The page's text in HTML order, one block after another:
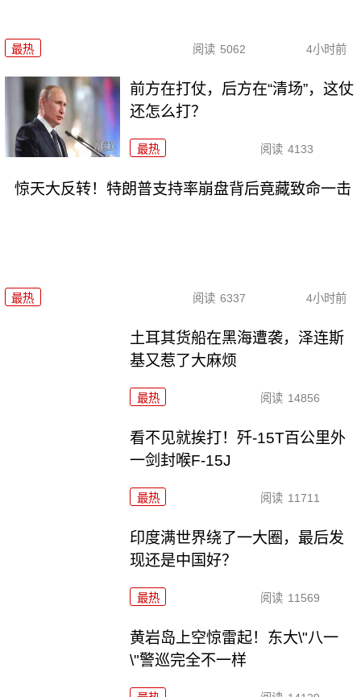
最热 阅读 5062 4小时前
前方在打仗，后方在“清场”，这仗
还怎么打？
最热 阅读 4133
惊天大反转！特朗普支持率崩盘背后竟藏致命一击
最热 阅读 6337 4小时前
土耳其货船在黑海遭袭，泽连斯
基又惹了大麻烦
最热 阅读 14856
看不见就挨打！歼-15T百公里外
一剑封喉F-15J
最热 阅读 11711
印度满世界绕了一大圈，最后发
现还是中国好？
最热 阅读 11569
黄岩岛上空惊雷起！东大\"八一
\"警巡完全不一样